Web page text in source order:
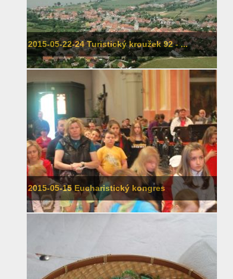
2015-05-22-24 Turistický kroužek 92 - ...
2015-05-15 Eucharistický kongres